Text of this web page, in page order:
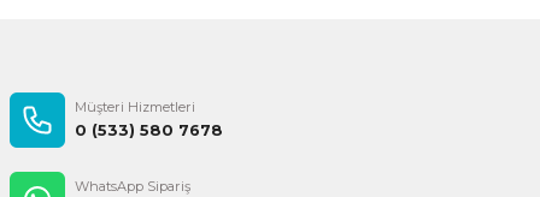
Müşteri Hizmetleri
0 (533) 580 7678
WhatsApp Sipariş